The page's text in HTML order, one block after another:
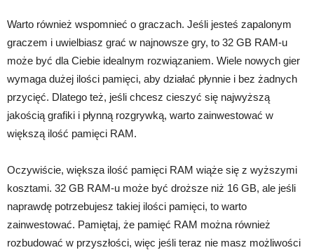
Warto również wspomnieć o graczach. Jeśli jesteś zapalonym
graczem i uwielbiasz grać w najnowsze gry, to 32 GB RAM-u
może być dla Ciebie idealnym rozwiązaniem. Wiele nowych gier
wymaga dużej ilości pamięci, aby działać płynnie i bez żadnych
przycięć. Dlatego też, jeśli chcesz cieszyć się najwyższą
jakością grafiki i płynną rozgrywką, warto zainwestować w
większą ilość pamięci RAM.
Oczywiście, większa ilość pamięci RAM wiąże się z wyższymi
kosztami. 32 GB RAM-u może być droższe niż 16 GB, ale jeśli
naprawdę potrzebujesz takiej ilości pamięci, to warto
zainwestować. Pamiętaj, że pamięć RAM można również
rozbudować w przyszłości, więc jeśli teraz nie masz możliwości